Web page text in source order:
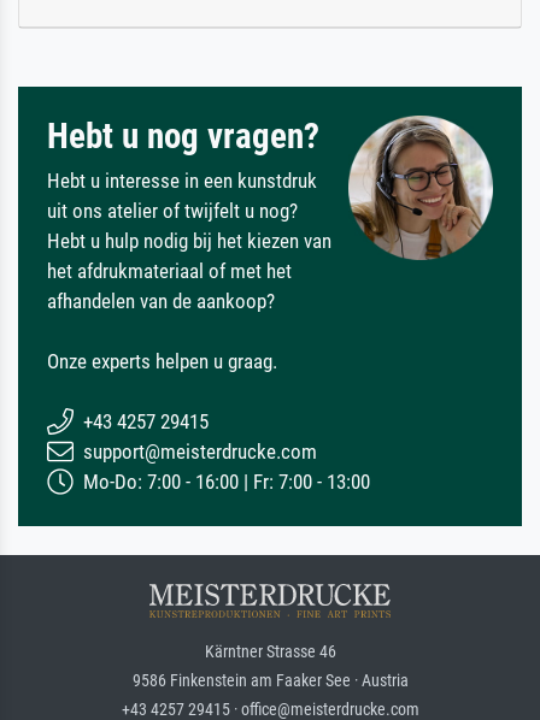
Hebt u nog vragen?
Hebt u interesse in een kunstdruk
uit ons atelier of twijfelt u nog?
Hebt u hulp nodig bij het kiezen van
het afdrukmateriaal of met het
afhandelen van de aankoop?
Onze experts helpen u graag.
+43 4257 29415
support@meisterdrucke.com
Mo-Do: 7:00 - 16:00 | Fr: 7:00 - 13:00
Kärntner Strasse 46
9586 Finkenstein am Faaker See · Austria
+43 4257 29415 · office@meisterdrucke.com